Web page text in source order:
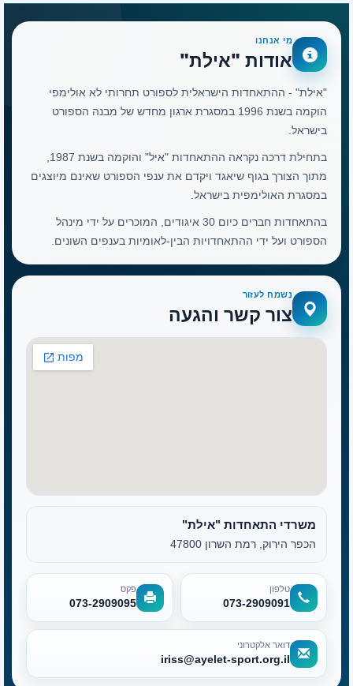
מי אנחנו
אודות "אילת"
"אילת" - ההתאחדות הישראלית לספורט תחרותי לא אולימפי
הוקמה בשנת 1996 במסגרת ארגון מחדש של מבנה הספורט
בישראל.
בתחילת דרכה נקראה ההתאחדות "איל" והוקמה בשנת 1987,
מתוך הצורך בגוף שיאגד ויקדם את ענפי הספורט שאינם מיוצגים
במסגרת האולימפית בישראל.
בהתאחדות חברים כיום 30 איגודים, המוכרים על ידי מינהל
הספורט ועל ידי ההתאחדויות הבין-לאומיות בענפים השונים.
נשמח לעזור
צור קשר והגעה
משרדי התאחדות "אילת"
הכפר הירוק, רמת השרון 47800
טלפון
073-2909091
פקס
073-2909095
דואר אלקטרוני
iriss@ayelet-sport.org.il